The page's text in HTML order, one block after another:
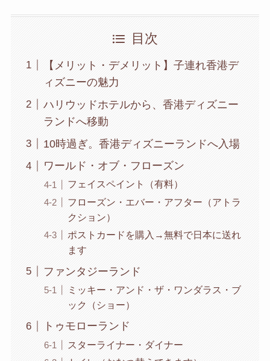
目次
【メリット・デメリット】子連れ香港デ
ィズニーの魅力
ハリウッドホテルから、香港ディズニー
ランドへ移動
10時過ぎ。香港ディズニーランドへ入場
ワールド・オブ・フローズン
フェイスペイント（有料）
フローズン・エバー・アフター（アトラ
クション）
ポストカードを購入→無料で日本に送れ
ます
ファンタジーランド
ミッキー・アンド・ザ・ワンダラス・ブ
ック（ショー）
トゥモローランド
スターライナー・ダイナー